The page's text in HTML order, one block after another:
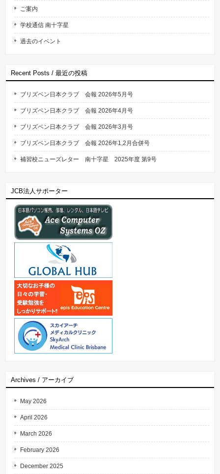
ご案内
学校通信 南十字星
過去のイベント
Recent Posts / 最近の投稿
ブリズベン日本クラブ 会報 2026年5月号
ブリズベン日本クラブ 会報 2026年4月号
ブリズベン日本クラブ 会報 2026年3月号
ブリズベン日本クラブ 会報 2026年1,2月合併号
補習校ニューズレター 南十字星 2025年度 第9号
JCB法人サポーター
Archives / アーカイブ
May 2026
April 2026
March 2026
February 2026
December 2025